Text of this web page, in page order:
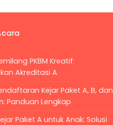
PKBM Kreatif:
Akreditasi A
Kejar Paket A, B, dan
Panduan Lengkap
Paket A untuk Anak: Solusi